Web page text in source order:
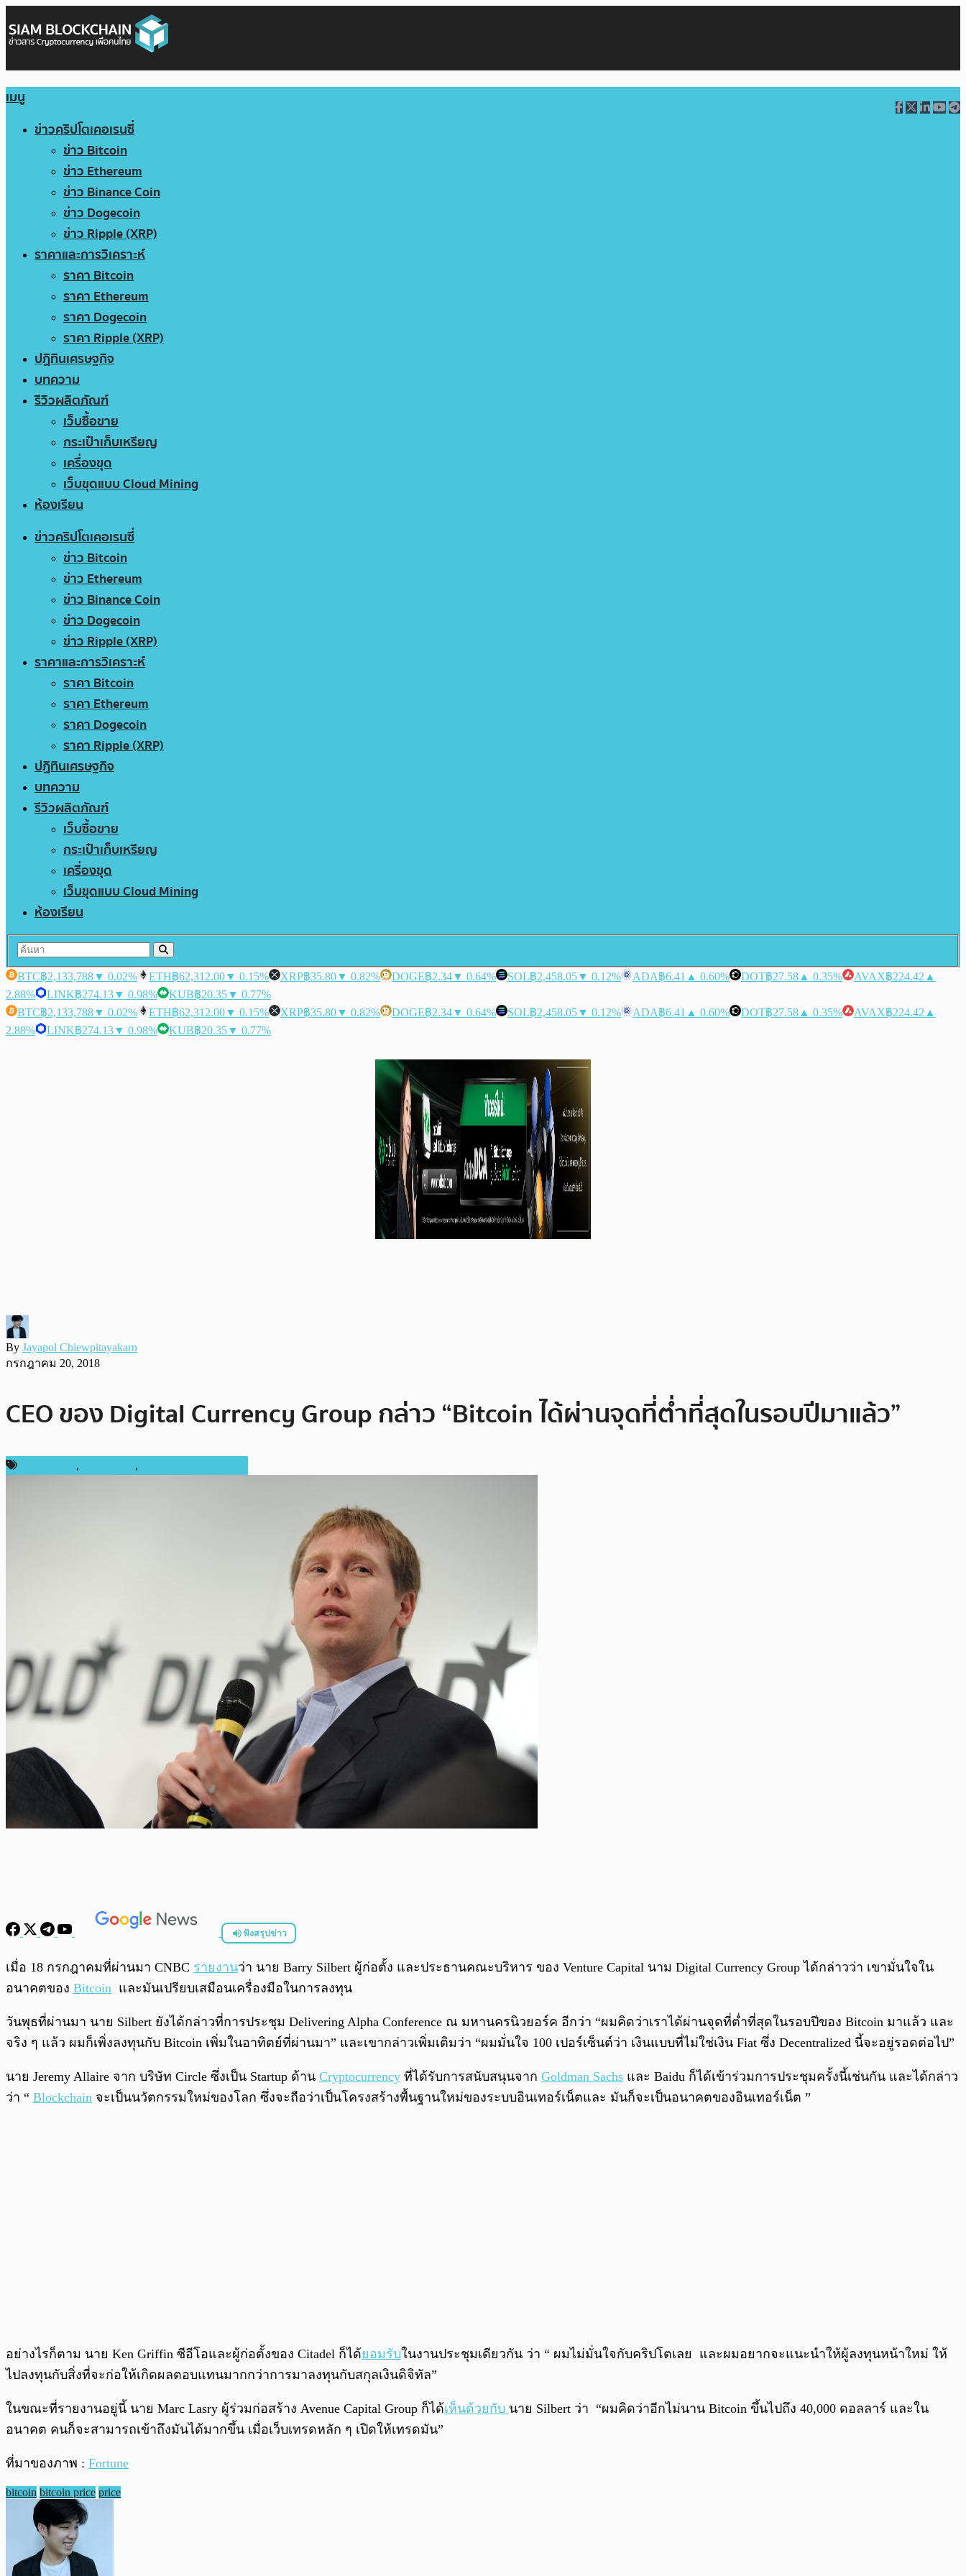
เมนู
ข่าวคริปโตเคอเรนซี่
ข่าว Bitcoin
ข่าว Ethereum
ข่าว Binance Coin
ข่าว Dogecoin
ข่าว Ripple (XRP)
ราคาและการวิเคราะห์
ราคา Bitcoin
ราคา Ethereum
ราคา Dogecoin
ราคา Ripple (XRP)
ปฏิทินเศรษฐกิจ
บทความ
รีวิวผลิตภัณฑ์
เว็บซื้อขาย
กระเป๋าเก็บเหรียญ
เครื่องขุด
เว็บขุดแบบ Cloud Mining
ห้องเรียน
ข่าวคริปโตเคอเรนซี่
ข่าว Bitcoin
ข่าว Ethereum
ข่าว Binance Coin
ข่าว Dogecoin
ข่าว Ripple (XRP)
ราคาและการวิเคราะห์
ราคา Bitcoin
ราคา Ethereum
ราคา Dogecoin
ราคา Ripple (XRP)
ปฏิทินเศรษฐกิจ
บทความ
รีวิวผลิตภัณฑ์
เว็บซื้อขาย
กระเป๋าเก็บเหรียญ
เครื่องขุด
เว็บขุดแบบ Cloud Mining
ห้องเรียน
BTC฿2,133,788▼ 0.02% ETH฿62,312.00▼ 0.15% XRP฿35.80▼ 0.82% DOGE฿2.34▼ 0.64% SOL฿2,458.05▼ 0.12% ADA฿6.41 ▲ 0.60% DOT฿27.58 ▲ 0.35% AVAX฿224.42 ▲
2.88%
LINK฿274.13▼ 0.98% KUB฿20.35▼ 0.77%
BTC฿2,133,788▼ 0.02% ETH฿62,312.00▼ 0.15% XRP฿35.80▼ 0.82% DOGE฿2.34▼ 0.64% SOL฿2,458.05▼ 0.12% ADA฿6.41 ▲ 0.60% DOT฿27.58 ▲ 0.35% AVAX฿224.42 ▲
2.88%
LINK฿274.13▼ 0.98% KUB฿20.35▼ 0.77%
By Jayapol Chiewpitayakarn
กรกฎาคม 20, 2018
CEO ของ Digital Currency Group กล่าว “Bitcoin ได้ผ่านจุดที่ต่ำที่สุดในรอบปีมาแล้ว”
, ,
ฟังสรุปข่าว
/0:00
เมื่อ 18 กรกฎาคมที่ผ่านมา CNBC รายงานว่า นาย Barry Silbert ผู้ก่อตั้ง และประธานคณะบริหาร ของ Venture Capital นาม Digital Currency Group ได้กล่าวว่า เขามั่นใจใน
อนาคตของ Bitcoin และมันเปรียบเสมือนเครื่องมือในการลงทุน
วันพุธที่ผ่านมา นาย Silbert ยังได้กล่าวที่การประชุม Delivering Alpha Conference ณ มหานครนิวยอร์ค อีกว่า “ผมคิดว่าเราได้ผ่านจุดที่ต่ำที่สุดในรอบปีของ Bitcoin มาแล้ว และ
จริง ๆ แล้ว ผมก็เพิ่งลงทุนกับ Bitcoin เพิ่มในอาทิตย์ที่ผ่านมา” และเขากล่าวเพิ่มเติมว่า “ผมมั่นใจ 100 เปอร์เซ็นต์ว่า เงินแบบที่ไม่ใช่เงิน Fiat ซึ่ง Decentralized นี้จะอยู่รอดต่อไป”
นาย Jeremy Allaire จาก บริษัท Circle ซึ่งเป็น Startup ด้าน Cryptocurrency ที่ได้รับการสนับสนุนจาก Goldman Sachs และ Baidu ก็ได้เข้าร่วมการประชุมครั้งนี้เช่นกัน และได้กล่าว
ว่า “ Blockchain จะเป็นนวัตกรรมใหม่ของโลก ซึ่งจะถือว่าเป็นโครงสร้างพื้นฐานใหม่ของระบบอินเทอร์เน็ตและ มันก็จะเป็นอนาคตของอินเทอร์เน็ต ”
อย่างไรก็ตาม นาย Ken Griffin ซีอีโอและผู้ก่อตั้งของ Citadel ก็ได้ยอมรับในงานประชุมเดียวกัน ว่า “ ผมไม่มั่นใจกับคริปโตเลย และผมอยากจะแนะนำให้ผู้ลงทุนหน้าใหม่ ให้
ไปลงทุนกับสิ่งที่จะก่อให้เกิดผลตอบแทนมากกว่าการมาลงทุนกับสกุลเงินดิจิทัล”
ในขณะที่รายงานอยู่นี้ นาย Marc Lasry ผู้ร่วมก่อสร้าง Avenue Capital Group ก็ได้เห็นด้วยกับ นาย Silbert ว่า “ผมคิดว่าอีกไม่นาน Bitcoin ขึ้นไปถึง 40,000 ดอลลาร์ และใน
อนาคต คนก็จะสามารถเข้าถึงมันได้มากขึ้น เมื่อเว็บเทรดหลัก ๆ เปิดให้เทรดมัน”
ที่มาของภาพ : Fortune
bitcoin bitcoin price price